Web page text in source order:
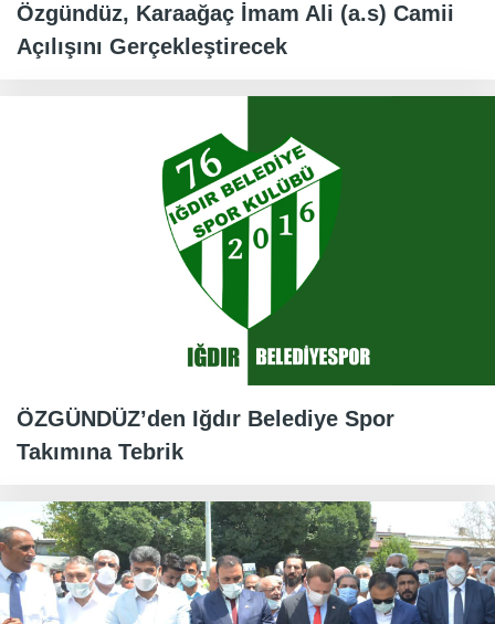
Özgündüz, Karaağaç İmam Ali (a.s) Camii
Açılışını Gerçekleştirecek
ÖZGÜNDÜZ’den Iğdır Belediye Spor
Takımına Tebrik